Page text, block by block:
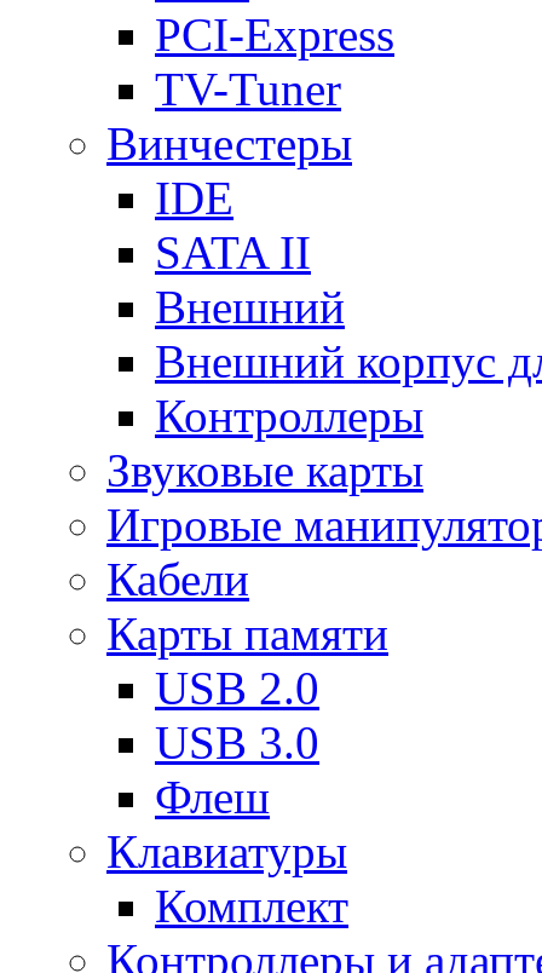
PCI-Express
TV-Tuner
Винчестеры
IDE
SATA II
Внешний
Внешний корпус
Контроллеры
Звуковые карты
Игровые
Кабели
Карты памяти
USB 2.0
USB 3.0
Флеш
Клавиатуры
Комплект
Контроллеры и